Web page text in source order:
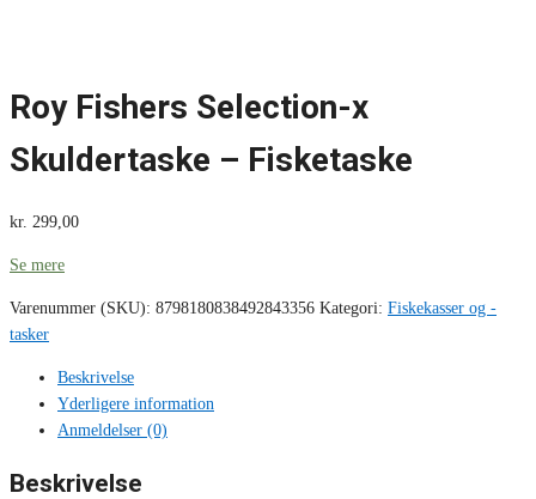
Roy Fishers Selection-x
Skuldertaske – Fisketaske
kr. 299,00
Se mere
Varenummer (SKU): 8798180838492843356 Kategori: Fiskekasser og -
tasker
Beskrivelse
Yderligere information
Anmeldelser (0)
Beskrivelse